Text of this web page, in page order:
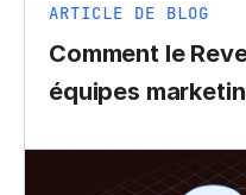
ARTICLE DE BLOG
Comment le
équipes